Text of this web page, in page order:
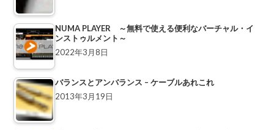
NUMA PLAYER ～無料で使える便利なバーチャル・イ
ンストゥルメント～
2022年3月8日
バランスとアンバランス – ケーブルあれこれ
2013年3月19日